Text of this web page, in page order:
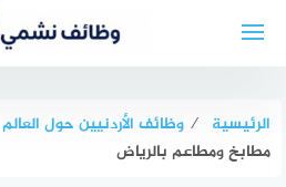
الرئيسية ⁄ وظائف الأردنيين حول العالم
مطابخ ومطاعم بالرياض